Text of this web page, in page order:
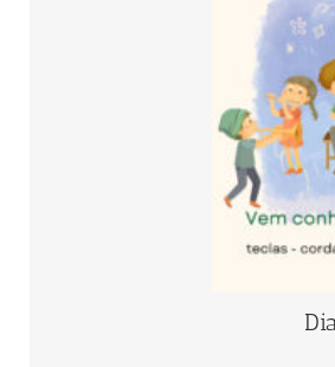
experimentar os
Contrabaixo, Flauta
Percussão, Piano, Saxofone,
Violino, Viola
entrar em contacto